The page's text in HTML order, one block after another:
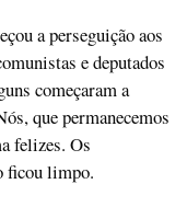
a perseguição aos
e deputados
começaram a
que permanecemos
felizes. Os
ficou limpo.